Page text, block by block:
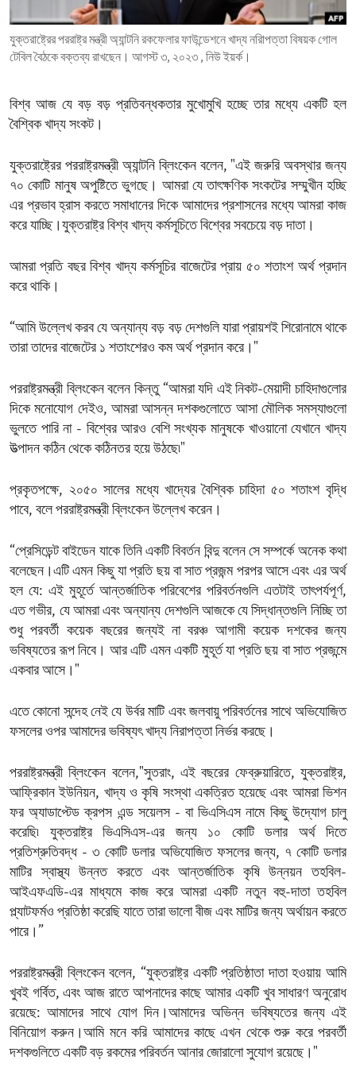
ENVIRONMENT AND HEALTH
IDEALS AND INSTITUTIONS
যুক্তরাষ্ট্রের পররাষ্ট্র মন্ত্রী অ্যান্টনি রকফেলার ফাউন্ডেশনে খাদ্য নরিাপত্তা বিষয়ক গোল
টেবিল বৈঠকে বক্তব্য রাখছেন। আগস্ট ৩, ২০২৩ , নিউ ইয়র্ক।
বিশ্ব আজ যে বড় বড় প্রতিবন্ধকতার মুখোমুখি হচ্ছে তার মধ্যে একটি হল
বৈশ্বিক খাদ্য সংকট।
যুক্তরাষ্ট্রের পররাষ্ট্রমন্ত্রী অ্যান্টনি ব্লিংকেন বলেন, "এই জরুরি অবস্থার জন্য
৭০ কোটি মানুষ অপুষ্টিতে ভুগছে। আমরা যে তাৎক্ষণিক সংকটের সম্মুখীন হচ্ছি
এর প্রভাব হ্রাস করতে সমাধানের দিকে আমাদের প্রশাসনের মধ্যে আমরা কাজ
করে যাচ্ছি।যুক্তরাষ্ট্র বিশ্ব খাদ্য কর্মসূচিতে বিশ্বের সবচেয়ে বড় দাতা।
আমরা প্রতি বছর বিশ্ব খাদ্য কর্মসূচির বাজেটের প্রায় ৫০ শতাংশ অর্থ প্রদান
করে থাকি।
“আমি উল্লেখ করব যে অন্যান্য বড় বড় দেশগুলি যারা প্রায়শই শিরোনামে থাকে
তারা তাদের বাজেটের ১ শতাংশেরও কম অর্থ প্রদান করে।"
পররাষ্ট্রমন্ত্রী ব্লিংকেন বলেন কিন্তু “আমরা যদি এই নিকট-মেয়াদী চাহিদাগুলোর
দিকে মনোযোগ দেইও, আমরা আসন্ন দশকগুলোতে আসা মৌলিক সমস্যাগুলো
ভুলতে পারি না - বিশ্বের আরও বেশি সংখ্যক মানুষকে খাওয়ানো যেখানে খাদ্য
উত্পাদন কঠিন থেকে কঠিনতর হয়ে উঠছে৷"
প্রকৃতপক্ষে, ২০৫০ সালের মধ্যে খাদ্যের বৈশ্বিক চাহিদা ৫০ শতাংশ বৃদ্ধি
পাবে, বলে পররাষ্ট্রমন্ত্রী ব্লিংকেন উল্লেখ করেন।
“প্রেসিডেন্ট বাইডেন যাকে তিনি একটি বিবর্তন বিন্দু বলেন সে সম্পর্কে অনেক কথা
বলেছেন।এটি এমন কিছু যা প্রতি ছয় বা সাত প্রজন্ম পরপর আসে এবং এর অর্থ
হল যে: এই মুহূর্তে আন্তর্জাতিক পরিবেশের পরিবর্তনগুলি এতটাই তাৎপর্যপূর্ণ,
এত গভীর, যে আমরা এবং অন্যান্য দেশগুলি আজকে যে সিদ্ধান্তগুলি নিচ্ছি তা
শুধু পরবর্তী কয়েক বছরের জন্যই না বরঞ্চ আগামী কয়েক দশকের জন্য
ভবিষ্যতের রূপ নিবে। আর এটি এমন একটি মুহূর্ত যা প্রতি ছয় বা সাত প্রজন্মে
একবার আসে।"
এতে কোনো সন্দেহ নেই যে উর্বর মাটি এবং জলবায়ু পরিবর্তনের সাথে অভিযোজিত
ফসলের ওপর আমাদের ভবিষ্যৎ খাদ্য নিরাপত্তা নির্ভর করছে।
পররাষ্ট্রমন্ত্রী ব্লিংকেন বলেন,"সুতরাং, এই বছরের ফেব্রুয়ারিতে, যুক্তরাষ্ট্র,
আফ্রিকান ইউনিয়ন, খাদ্য ও কৃষি সংস্থা একত্রিত হয়েছে এবং আমরা ভিশন
ফর অ্যাডাপ্টেড ক্রপস এন্ড সয়েলস - বা ভিএসিএস নামে কিছু উদ্যোগ চালু
করেছি৷ যুক্তরাষ্ট্র ভিএসিএস-এর জন্য ১০ কোটি ডলার অর্থ দিতে
প্রতিশ্রুতিবদ্ধ - ৩ কোটি ডলার অভিযোজিত ফসলের জন্য, ৭ কোটি ডলার
মাটির স্বাস্থ্য উন্নত করতে এবং আন্তর্জাতিক কৃষি উন্নয়ন তহবিল-
আইএফএডি-এর মাধ্যমে কাজ করে আমরা একটি নতুন বহু-দাতা তহবিল
প্ল্যাটফর্মও প্রতিষ্ঠা করেছি যাতে তারা ভালো বীজ এবং মাটির জন্য অর্থায়ন করতে
পারে।”
পররাষ্ট্রমন্ত্রী ব্লিংকেন বলেন, “যুক্তরাষ্ট্র একটি প্রতিষ্ঠাতা দাতা হওয়ায় আমি
খুবই গর্বিত, এবং আজ রাতে আপনাদের কাছে আমার একটি খুব সাধারণ অনুরোধ
রয়েছে: আমাদের সাথে যোগ দিন।আমাদের অভিন্ন ভবিষ্যতের জন্য এই
বিনিয়োগ করুন।আমি মনে করি আমাদের কাছে এখন থেকে শুরু করে পরবর্তী
দশকগুলিতে একটি বড় রকমের পরিবর্তন আনার জোরালো সুযোগ রয়েছে।"